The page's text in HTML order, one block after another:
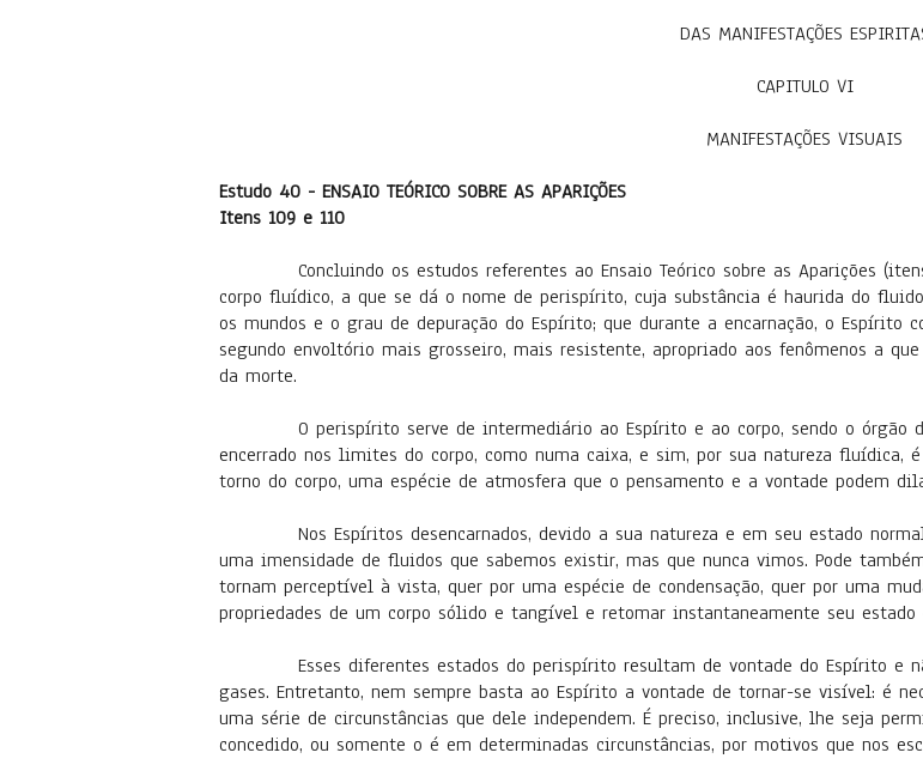
DAS MANIFESTAÇÕES
CAPITULO VI
MANIFESTAÇÕES VISUAIS
Estudo 40 - ENSAIO TEÓRICO SOBRE AS APARIÇÕES
Itens 109 e 110
Concluindo os estudos referentes ao Ensaio Teórico sobre as Aparições (itens
corpo fluídico, a que se dá o nome de perispírito, cuja substância é haurida do
os mundos e o grau de depuração do Espírito; que durante a encarnação, o Espírito
segundo envoltório mais grosseiro, mais resistente, apropriado aos fenômenos a
da morte.
O perispírito serve de intermediário ao Espírito e ao corpo, sendo o órgão de
encerrado nos limites do corpo, como numa caixa, e sim, por sua natureza fluídica,
torno do corpo, uma espécie de atmosfera que o pensamento e a vontade podem
Nos Espíritos desencarnados, devido a sua natureza e em seu estado
uma imensidade de fluidos que sabemos existir, mas que nunca vimos. Pode
tornam perceptível à vista, quer por uma espécie de condensação, quer por uma
propriedades de um corpo sólido e tangível e retomar instantaneamente seu
Esses diferentes estados do perispírito resultam de vontade do Espírito e
gases. Entretanto, nem sempre basta ao Espírito a vontade de tornar-se visível: é
uma série de circunstâncias que dele independem. É preciso, inclusive, lhe seja
concedido, ou somente o é em determinadas circunstâncias, por motivos que nos